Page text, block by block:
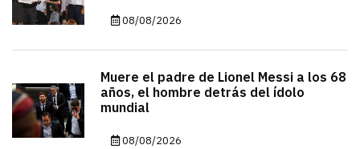
08/08/2026
Muere el padre de Lionel Messi a los 68
años, el hombre detrás del ídolo
mundial
08/08/2026